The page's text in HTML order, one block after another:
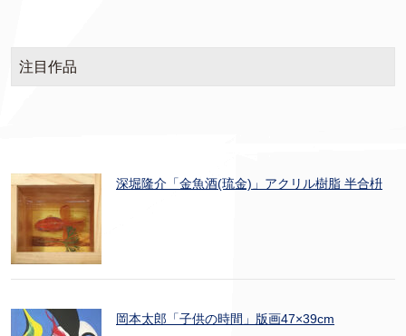
注目作品
深堀隆介「金魚酒(琉金)」アクリル樹脂 半合枡
岡本太郎「子供の時間」版画47×39cm